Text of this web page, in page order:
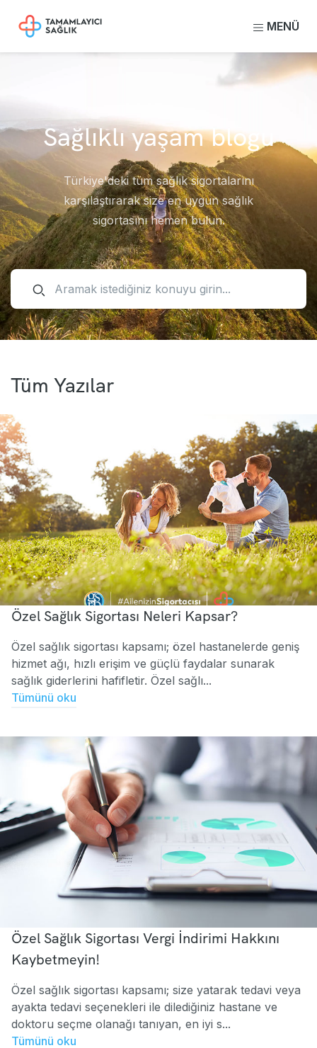
MENÜ
Sağlıklı yaşam blogu
Türkiye'deki tüm sağlık sigortalarını
karşılaştırarak size en uygun sağlık
sigortasını hemen bulun.
Tüm Yazılar
Özel Sağlık Sigortası Neleri Kapsar?
Özel sağlık sigortası kapsamı; özel hastanelerde geniş
hizmet ağı, hızlı erişim ve güçlü faydalar sunarak
sağlık giderlerini hafifletir. Özel sağlı...
Tümünü oku
Özel Sağlık Sigortası Vergi İndirimi Hakkını
Kaybetmeyin!
Özel sağlık sigortası kapsamı; size yatarak tedavi veya
ayakta tedavi seçenekleri ile dilediğiniz hastane ve
doktoru seçme olanağı tanıyan, en iyi s...
Tümünü oku